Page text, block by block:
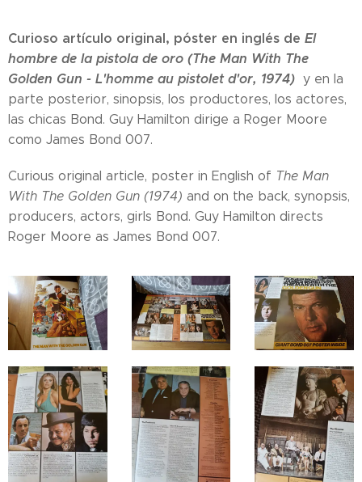
Curioso artículo original, póster en inglés de El
hombre de la pistola de oro (The Man With The
Golden Gun - L'homme au pistolet d'or, 1974) y en la
parte posterior, sinopsis, los productores, los actores,
las chicas Bond. Guy Hamilton dirige a Roger Moore
como James Bond 007.
Curious original article, poster in English of The Man
With The Golden Gun (1974) and on the back, synopsis,
producers, actors, girls Bond. Guy Hamilton directs
Roger Moore as James Bond 007.